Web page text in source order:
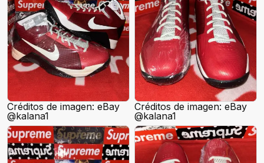
Créditos de imagen: eBay
@kalana1
Créditos de imagen: eBay
@kalana1